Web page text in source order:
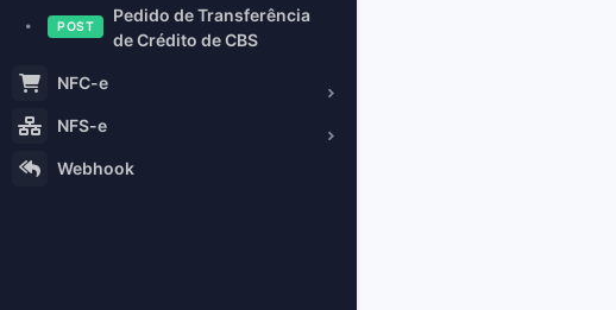
POST
Pedido de Transferência
de Crédito de CBS
NFC-e
NFS-e
Webhook